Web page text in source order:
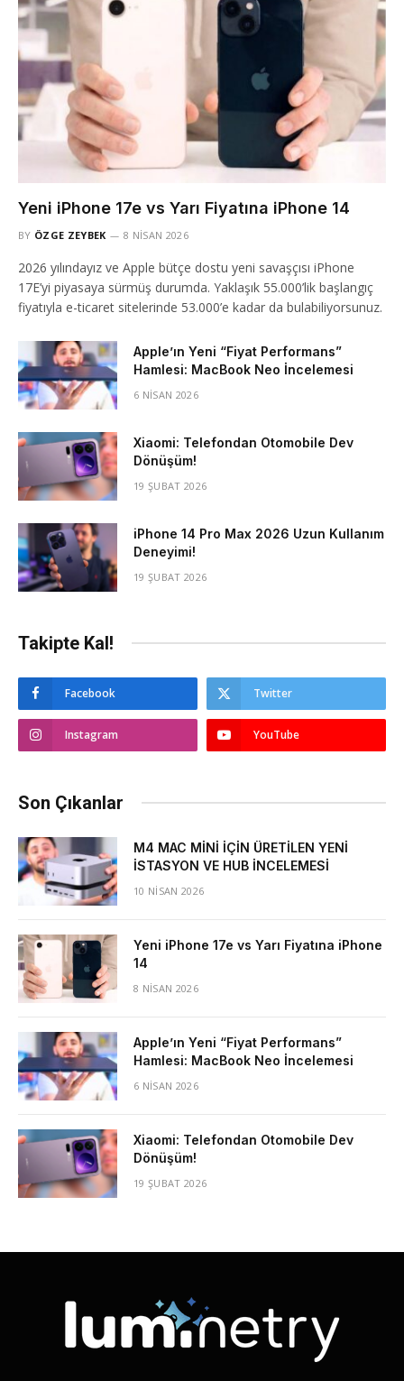
Yeni iPhone 17e vs Yarı Fiyatına iPhone 14
BY ÖZGE ZEYBEK 8 NISAN 2026
2026 yılındayız ve Apple bütçe dostu yeni savaşçısı iPhone
17E’yi piyasaya sürmüş durumda. Yaklaşık 55.000’lik başlangıç
fiyatıyla e-ticaret sitelerinde 53.000’e kadar da bulabiliyorsunuz.
Apple’ın Yeni “Fiyat Performans”
Hamlesi: MacBook Neo İncelemesi
6 NISAN 2026
Xiaomi: Telefondan Otomobile Dev
Dönüşüm!
19 ŞUBAT 2026
iPhone 14 Pro Max 2026 Uzun Kullanım
Deneyimi!
19 ŞUBAT 2026
Takipte Kal!
Facebook Twitter
Instagram YouTube
Son Çıkanlar
M4 MAC MİNİ İÇİN ÜRETİLEN YENİ
İSTASYON VE HUB İNCELEMESİ
10 NISAN 2026
Yeni iPhone 17e vs Yarı Fiyatına iPhone
14
8 NISAN 2026
Apple’ın Yeni “Fiyat Performans”
Hamlesi: MacBook Neo İncelemesi
6 NISAN 2026
Xiaomi: Telefondan Otomobile Dev
Dönüşüm!
19 ŞUBAT 2026